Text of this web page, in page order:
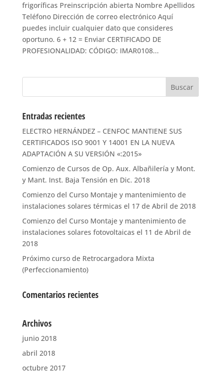
frigoríficas Preinscripción abierta Nombre Apellidos
Teléfono Dirección de correo electrónico Aquí
puedes incluir cualquier dato que consideres
oportuno. 6 + 12 = Enviar CERTIFICADO DE
PROFESIONALIDAD: CÓDIGO: IMAR0108...
Entradas recientes
ELECTRO HERNÁNDEZ – CENFOC MANTIENE SUS
CERTIFICADOS ISO 9001 Y 14001 EN LA NUEVA
ADAPTACIÓN A SU VERSIÓN «:2015»
Comienzo de Cursos de Op. Aux. Albañilería y Mont.
y Mant. Inst. Baja Tensión en Dic. 2018
Comienzo del Curso Montaje y mantenimiento de
instalaciones solares térmicas el 17 de Abril de 2018
Comienzo del Curso Montaje y mantenimiento de
instalaciones solares fotovoltaicas el 11 de Abril de
2018
Próximo curso de Retrocargadora Mixta
(Perfeccionamiento)
Comentarios recientes
Archivos
junio 2018
abril 2018
octubre 2017